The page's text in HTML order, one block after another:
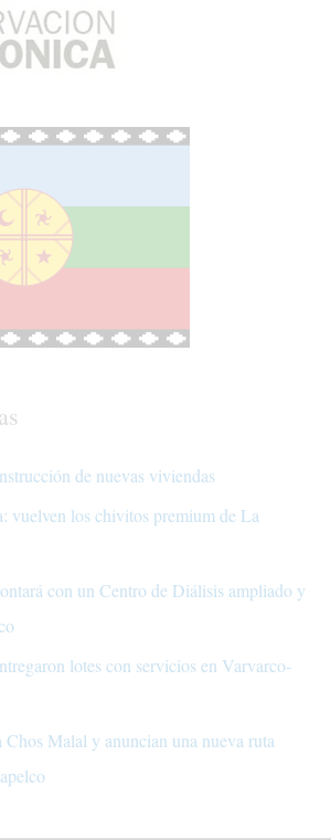
de nuevas viviendas
vuelven los chivitos premium de La
con un Centro de Diálisis ampliado y
lotes con servicios en Varvarco-
Chos Malal y anuncian una nueva ruta